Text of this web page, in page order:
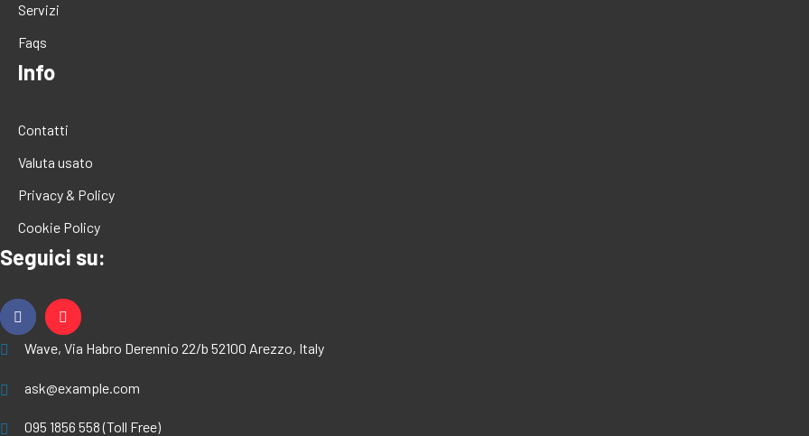
Servizi
Faqs
Info
Contatti
Valuta usato
Privacy & Policy
Cookie Policy
Seguici su:
Wave, Via Habro Derennio 22/b 52100 Arezzo, Italy
ask@example.com
095 1856 558 (Toll Free)